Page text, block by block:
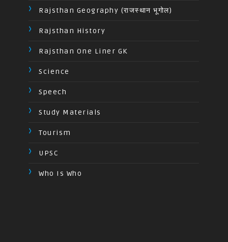
Rajsthan Geography (राजस्थान भूगोल)
Rajsthan History
Rajsthan One Liner GK
Science
Speech
Study Materials
Tourism
UPSC
Who Is Who